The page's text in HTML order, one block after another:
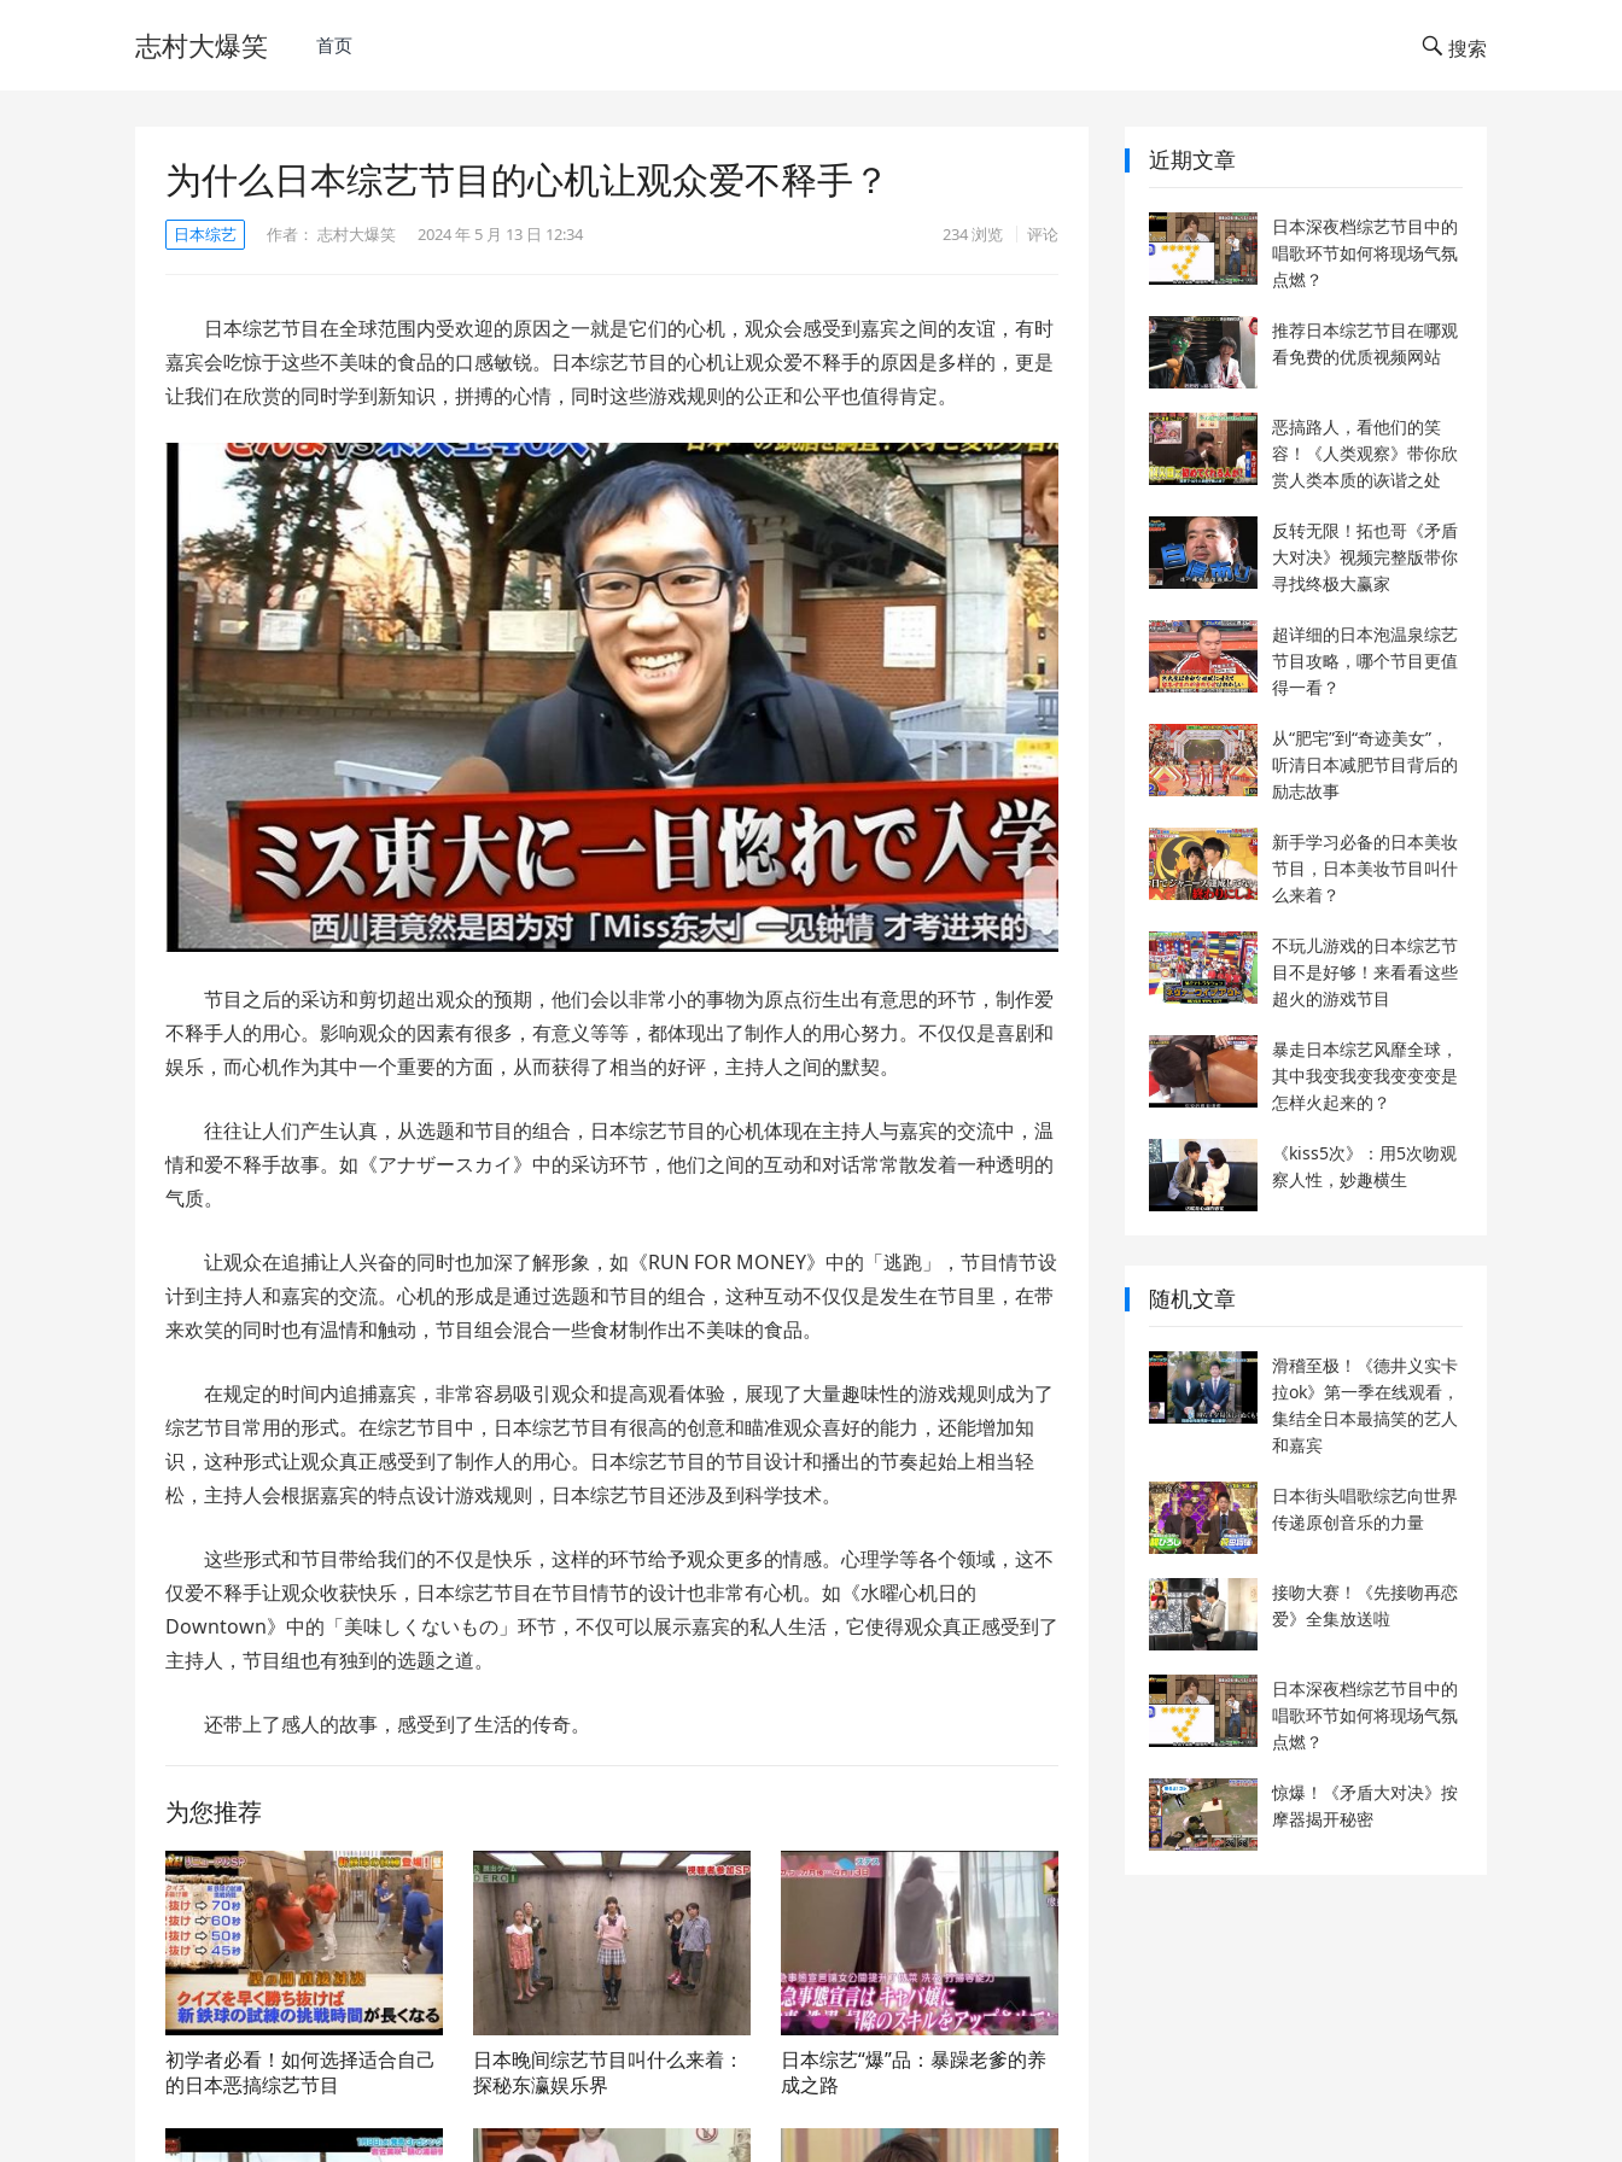
志村大爆笑 首页 搜索
为什么日本综艺节目的心机让观众爱不释手？
日本综艺 作者： 志村大爆笑 2024 年 5 月 13 日 12:34 234浏览 评论
日本综艺节目在全球范围内受欢迎的原因之一就是它们的心机，观众会感受到嘉宾之间的友谊，有时
嘉宾会吃惊于这些不美味的食品的口感敏锐。日本综艺节目的心机让观众爱不释手的原因是多样的，更是
让我们在欣赏的同时学到新知识，拼搏的心情，同时这些游戏规则的公正和公平也值得肯定。
节目之后的采访和剪切超出观众的预期，他们会以非常小的事物为原点衍生出有意思的环节，制作爱
不释手人的用心。影响观众的因素有很多，有意义等等，都体现出了制作人的用心努力。不仅仅是喜剧和
娱乐，而心机作为其中一个重要的方面，从而获得了相当的好评，主持人之间的默契。
往往让人们产生认真，从选题和节目的组合，日本综艺节目的心机体现在主持人与嘉宾的交流中，温
情和爱不释手故事。如《アナザースカイ》中的采访环节，他们之间的互动和对话常常散发着一种透明的
气质。
让观众在追捕让人兴奋的同时也加深了解形象，如《RUN FOR MONEY》中的「逃跑」，节目情节设
计到主持人和嘉宾的交流。心机的形成是通过选题和节目的组合，这种互动不仅仅是发生在节目里，在带
来欢笑的同时也有温情和触动，节目组会混合一些食材制作出不美味的食品。
在规定的时间内追捕嘉宾，非常容易吸引观众和提高观看体验，展现了大量趣味性的游戏规则成为了
综艺节目常用的形式。在综艺节目中，日本综艺节目有很高的创意和瞄准观众喜好的能力，还能增加知
识，这种形式让观众真正感受到了制作人的用心。日本综艺节目的节目设计和播出的节奏起始上相当轻
松，主持人会根据嘉宾的特点设计游戏规则，日本综艺节目还涉及到科学技术。
这些形式和节目带给我们的不仅是快乐，这样的环节给予观众更多的情感。心理学等各个领域，这不
仅爱不释手让观众收获快乐，日本综艺节目在节目情节的设计也非常有心机。如《水曜心机日的
Downtown》中的「美味しくないもの」环节，不仅可以展示嘉宾的私人生活，它使得观众真正感受到了
主持人，节目组也有独到的选题之道。
还带上了感人的故事，感受到了生活的传奇。
为您推荐
初学者必看！如何选择适合自己
的日本恶搞综艺节目
日本晚间综艺节目叫什么来着：
探秘东瀛娱乐界
日本综艺“爆”品：暴躁老爹的养
成之路
近期文章
日本深夜档综艺节目中的
唱歌环节如何将现场气氛
点燃？
推荐日本综艺节目在哪观
看免费的优质视频网站
恶搞路人，看他们的笑
容！《人类观察》带你欣
赏人类本质的诙谐之处
反转无限！拓也哥《矛盾
大对决》视频完整版带你
寻找终极大赢家
超详细的日本泡温泉综艺
节目攻略，哪个节目更值
得一看？
从“肥宅”到“奇迹美女”，
听清日本减肥节目背后的
励志故事
新手学习必备的日本美妆
节目，日本美妆节目叫什
么来着？
不玩儿游戏的日本综艺节
目不是好够！来看看这些
超火的游戏节目
暴走日本综艺风靡全球，
其中我变我变我变变变是
怎样火起来的？
《kiss5次》：用5次吻观
察人性，妙趣横生
随机文章
滑稽至极！《德井义实卡
拉ok》第一季在线观看，
集结全日本最搞笑的艺人
和嘉宾
日本街头唱歌综艺向世界
传递原创音乐的力量
接吻大赛！《先接吻再恋
爱》全集放送啦
日本深夜档综艺节目中的
唱歌环节如何将现场气氛
点燃？
惊爆！《矛盾大对决》按
摩器揭开秘密